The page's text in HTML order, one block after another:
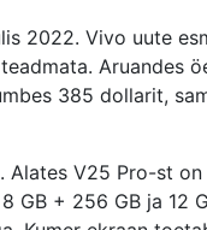
2022. Vivo uute
Aruandes
385 dollarit,
Alates V25 Pro-st
GB + 256 GB ja 12